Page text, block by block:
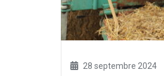
28 septembre 2024